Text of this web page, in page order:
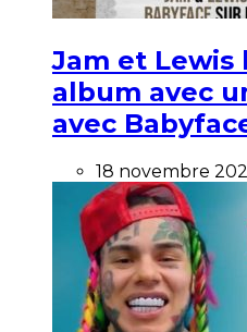
Jam et
album avec
avec
18 novembre